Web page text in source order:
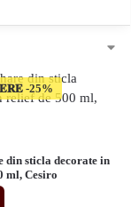
din sticla decorate in
ml, Cesiro